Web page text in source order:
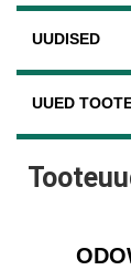
UUDISED
UUED